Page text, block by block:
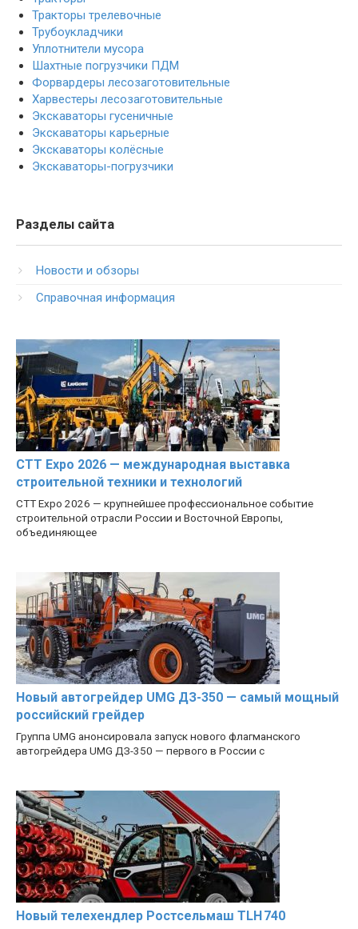
Тракторы трелевочные
Трубоукладчики
Уплотнители мусора
Шахтные погрузчики ПДМ
Форвардеры лесозаготовительные
Харвестеры лесозаготовительные
Экскаваторы гусеничные
Экскаваторы карьерные
Экскаваторы колёсные
Экскаваторы-погрузчики
Разделы сайта
Новости и обзоры
Справочная информация
CTT Expo 2026 — международная выставка
строительной техники и технологий
CTT Expo 2026 — крупнейшее профессиональное событие
строительной отрасли России и Восточной Европы,
объединяющее
Новый автогрейдер UMG ДЗ-350 — самый мощный
российский грейдер
Группа UMG анонсировала запуск нового флагманского
автогрейдера UMG ДЗ-350 — первого в России с
Новый телехендлер Ростсельмаш TLH 740